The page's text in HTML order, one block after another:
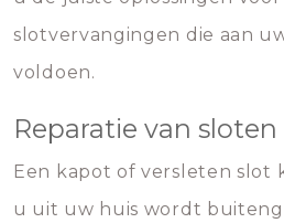
slotvervangingen die aan
voldoen.
Reparatie van sloten
Een kapot of versleten slot
u uit uw huis wordt